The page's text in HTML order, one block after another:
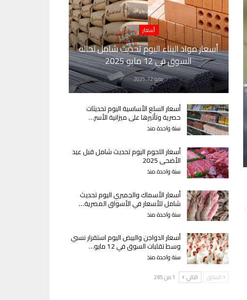
أسعار
أسعار مواد البناء اليوم تحديث شامل لحالة
السوق في 12 مايو 2025
مايو 12, 2025
أسعار السلع الأساسية اليوم تحديثات
حصرية وتأثيرها على ميزانية الأسر…
سنة واحدة منذ
أسعار اللحوم اليوم تحديث شامل قبل عيد
الأضحى 2025
سنة واحدة منذ
أسعار الأسماك والجمبري اليوم تحديث
شامل للأسعار في الأسواق المصرية…
سنة واحدة منذ
أسعار الدواجن والبيض اليوم استقرار نسبي
وسط تقلبات السوق في 12 مايو…
سنة واحدة منذ
السابق التالي 1 من 285